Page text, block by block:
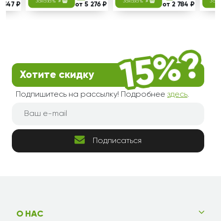
347 ₽
Заказать
от 5 276 ₽
Заказать
от 2 784 ₽
Хотите скидку
Подпишитесь на рассылку! Подробнее здесь.
Подписаться
О НАС